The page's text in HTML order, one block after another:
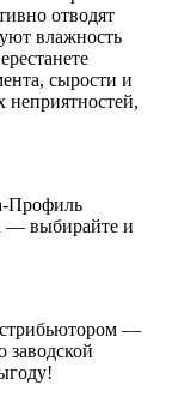
отводят
влажность
сырости и
неприятностей,
Профиль
— выбирайте и
—
заводской